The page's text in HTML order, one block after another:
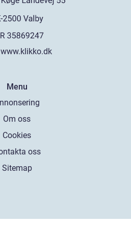
www.klikko.dk
Menu
Om oss
Cookies
oss
Sitemap